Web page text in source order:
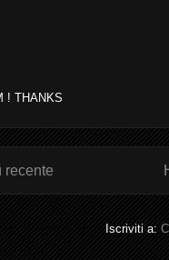
! THANKS
recente
Iscriviti a: